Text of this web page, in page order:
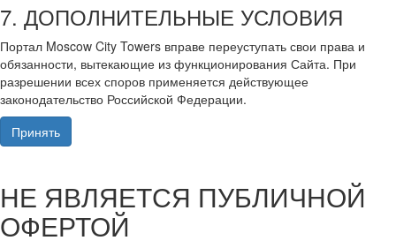
7. ДОПОЛНИТЕЛЬНЫЕ УСЛОВИЯ
Портал Moscow City Towers вправе переуступать свои права и
обязанности, вытекающие из функционирования Сайта. При
разрешении всех споров применяется действующее
законодательство Российской Федерации.
Принять
НЕ ЯВЛЯЕТСЯ ПУБЛИЧНОЙ
ОФЕРТОЙ